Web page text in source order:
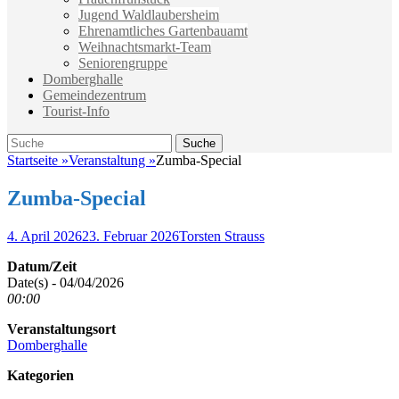
Jugend Waldlaubersheim
Ehrenamtliches Gartenbauamt
Weihnachtsmarkt-Team
Seniorengruppe
Domberghalle
Gemeindezentrum
Tourist-Info
Suche
Suche
nach:
Startseite »Veranstaltung »Zumba-Special
Zumba-Special
Veröffentlicht
4. April 202623. Februar 2026Autor
Torsten Strauss
Datum/Zeit
Date(s) - 04/04/2026
00:00
Veranstaltungsort
Domberghalle
Kategorien